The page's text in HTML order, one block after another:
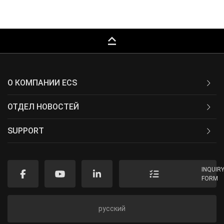
keyboard_capslock
О КОМПАНИИ ECS
ОТДЕЛ НОВОСТЕЙ
SUPPORT
FORM
русский